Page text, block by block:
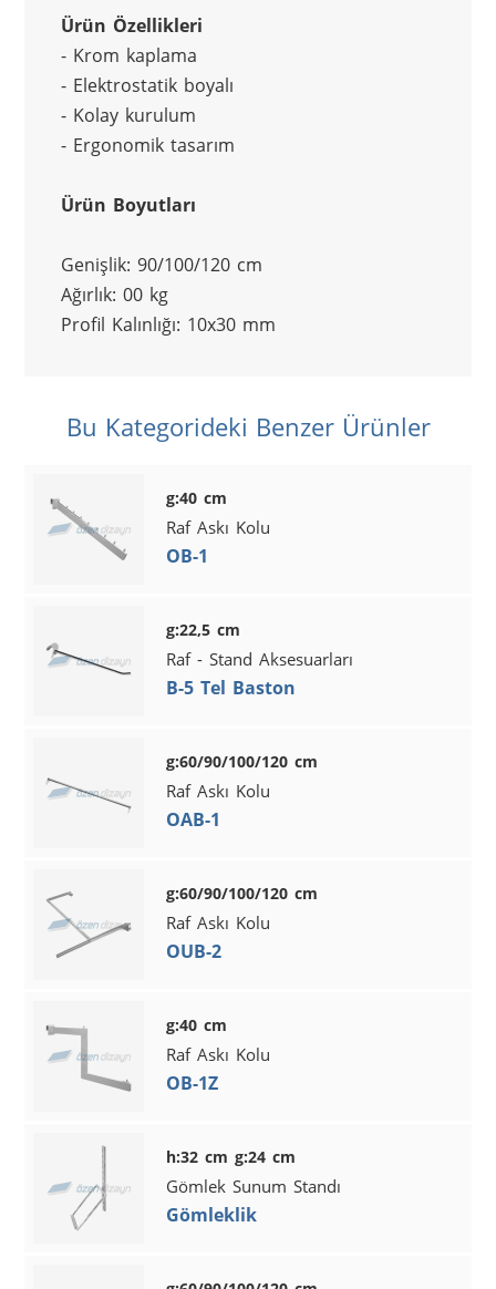
Ürün Özellikleri
- Krom kaplama
- Elektrostatik boyalı
- Kolay kurulum
- Ergonomik tasarım
Ürün Boyutları
Genişlik: 90/100/120 cm
Ağırlık: 00 kg
Profil Kalınlığı: 10x30 mm
Bu Kategorideki Benzer Ürünler
g:40 cm
Raf Askı Kolu
OB-1
g:22,5 cm
Raf - Stand Aksesuarları
B-5 Tel Baston
g:60/90/100/120 cm
Raf Askı Kolu
OAB-1
g:60/90/100/120 cm
Raf Askı Kolu
OUB-2
g:40 cm
Raf Askı Kolu
OB-1Z
h:32 cm g:24 cm
Gömlek Sunum Standı
Gömleklik